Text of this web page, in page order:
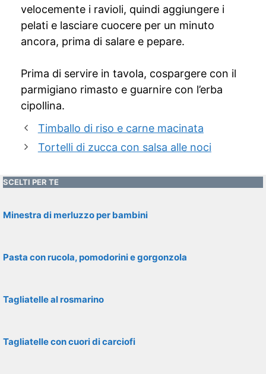
velocemente i ravioli, quindi aggiungere i
pelati e lasciare cuocere per un minuto
ancora, prima di salare e pepare.
Prima di servire in tavola, cospargere con il
parmigiano rimasto e guarnire con l’erba
cipollina.
Timballo di riso e carne macinata
Tortelli di zucca con salsa alle noci
SCELTI PER TE
Minestra di merluzzo per bambini
Pasta con rucola, pomodorini e gorgonzola
Tagliatelle al rosmarino
Tagliatelle con cuori di carciofi